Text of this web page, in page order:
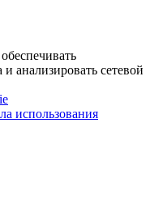
анализировать сетевой
использования